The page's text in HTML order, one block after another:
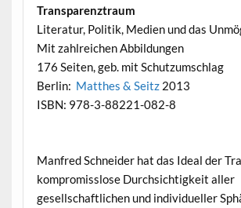
Transparenztraum
Literatur, Politik, Medien und das
Mit zahlreichen Abbildungen
176 Seiten, geb. mit Schutzumschlag
Berlin: Matthes & Seitz2013
ISBN: 978-3-88221-082-8
Manfred Schneider hat das Ideal der
kompromisslose Durchsichtigkeit aller
gesellschaftlichen und individueller